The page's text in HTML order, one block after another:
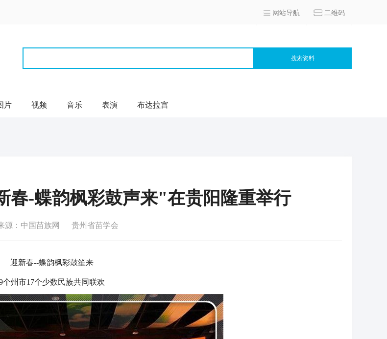
网站导航 二维码
搜索资料
片 视频 音乐 表演 布达拉宫
春-蝶韵枫彩鼓声来"在贵阳隆重举行
源：中国苗族网 贵州省苗学会
迎新春--蝶韵枫彩鼓笙来
个州市17个少数民族共同联欢